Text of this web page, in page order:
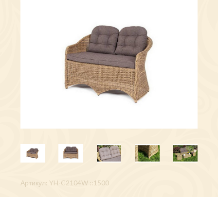
Артикул: YH-C2104W ::1500